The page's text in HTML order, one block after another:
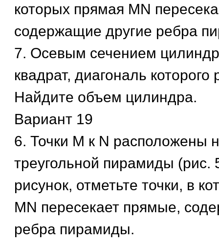
которых прямая MN
содержащие другие ребра
7. Осевым сечением
квадрат, диагональ
Найдите объем цилиндра.
Вариант 19
6. Точки М к N расположены
треугольной пирамиды (рис.
рисунок, отметьте точки, в
MN пересекает прямые,
ребра пирамиды.